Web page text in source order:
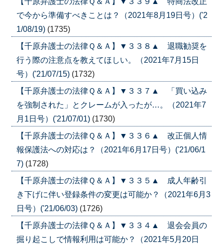
で今から準備すべきことは？（2021年8月19日号）('2
1/08/19) (1735)
【千原弁護士の法律Ｑ＆Ａ】▼３３８▲ 退職勧奨を
行う際の注意点を教えてほしい。（2021年7月15日
号）('21/07/15) (1732)
【千原弁護士の法律Ｑ＆Ａ】▼３３７▲ 「買い込み
を強制された」とクレームが入ったが…。（2021年7
月1日号）('21/07/01) (1730)
【千原弁護士の法律Ｑ＆Ａ】▼３３６▲ 改正個人情
報保護法への対応は？（2021年6月17日号）('21/06/1
7) (1728)
【千原弁護士の法律Ｑ＆Ａ】▼３３５▲ 成人年齢引
き下げに伴い登録条件の変更は可能か？（2021年6月3
日号）('21/06/03) (1726)
【千原弁護士の法律Ｑ＆Ａ】▼３３４▲ 退会会員の
掘り起こしで情報利用は可能か？（2021年5月20日